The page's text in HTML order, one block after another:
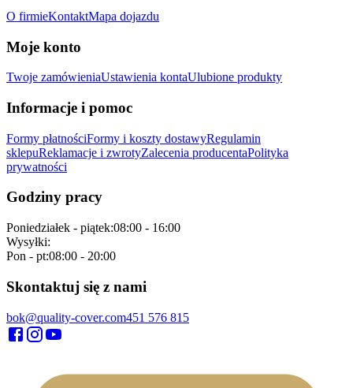
O firmieKontaktMapa dojazdu
Moje konto
Twoje zamówieniaUstawienia kontaUlubione produkty
Informacje i pomoc
Formy płatnościFormy i koszty dostawyRegulamin
sklepuReklamacje i zwrotyZalecenia producentaPolityka
prywatności
Godziny pracy
Poniedziałek - piątek:08:00 - 16:00
Wysyłki:
Pon - pt:08:00 - 20:00
Skontaktuj się z nami
bok@quality-cover.com451 576 815